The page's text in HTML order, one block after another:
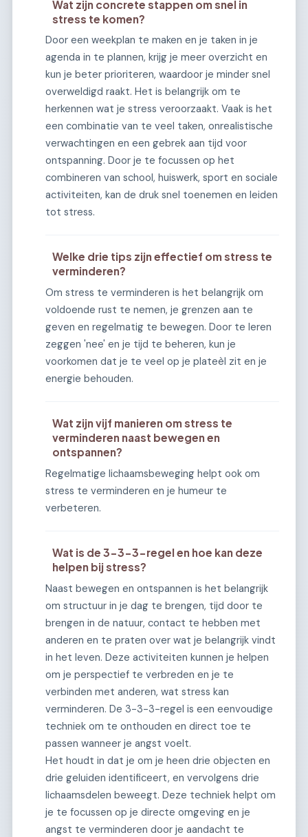
Wat zijn concrete stappen om snel in
stress te komen?
Door een weekplan te maken en je taken in je
agenda in te plannen, krijg je meer overzicht en
kun je beter prioriteren, waardoor je minder snel
overweldigd raakt. Het is belangrijk om te
herkennen wat je stress veroorzaakt. Vaak is het
een combinatie van te veel taken, onrealistische
verwachtingen en een gebrek aan tijd voor
ontspanning. Door je te focussen op het
combineren van school, huiswerk, sport en sociale
activiteiten, kan de druk snel toenemen en leiden
tot stress.
Welke drie tips zijn effectief om stress te
verminderen?
Om stress te verminderen is het belangrijk om
voldoende rust te nemen, je grenzen aan te
geven en regelmatig te bewegen. Door te leren
zeggen 'nee' en je tijd te beheren, kun je
voorkomen dat je te veel op je plateèl zit en je
energie behouden.
Wat zijn vijf manieren om stress te
verminderen naast bewegen en
ontspannen?
Regelmatige lichaamsbeweging helpt ook om
stress te verminderen en je humeur te
verbeteren.
Wat is de 3-3-3-regel en hoe kan deze
helpen bij stress?
Naast bewegen en ontspannen is het belangrijk
om structuur in je dag te brengen, tijd door te
brengen in de natuur, contact te hebben met
anderen en te praten over wat je belangrijk vindt
in het leven. Deze activiteiten kunnen je helpen
om je perspectief te verbreden en je te
verbinden met anderen, wat stress kan
verminderen. De 3-3-3-regel is een eenvoudige
techniek om te onthouden en direct toe te
passen wanneer je angst voelt.
Het houdt in dat je om je heen drie objecten en
drie geluiden identificeert, en vervolgens drie
lichaamsdelen beweegt. Deze techniek helpt om
je te focussen op je directe omgeving en je
angst te verminderen door je aandacht te